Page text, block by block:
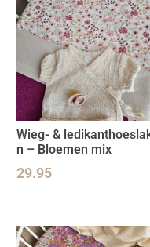
Wieg- &
n – Bloemen mix
29.95